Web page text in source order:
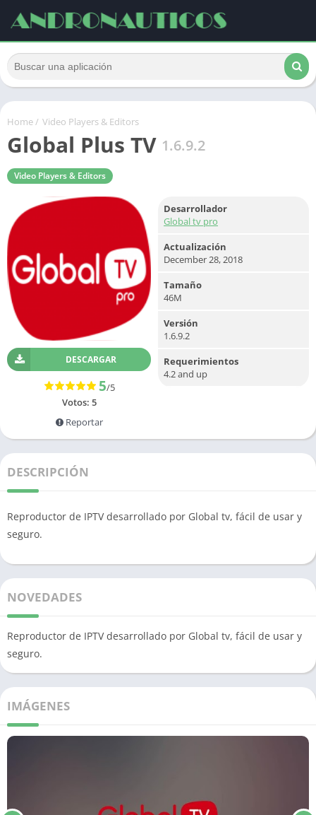
Home/ Video Players & Editors
Global Plus TV 1.6.9.2
Video Players & Editors
DESCARGAR
5/5
Votos: 5
Reportar
Desarrollador
Global tv pro
Actualización
December 28, 2018
Tamaño
46M
Versión
1.6.9.2
Requerimientos
4.2 and up
DESCRIPCIÓN
Reproductor de IPTV desarrollado por Global tv, fácil de usar y
seguro.
NOVEDADES
Reproductor de IPTV desarrollado por Global tv, fácil de usar y
seguro.
IMÁGENES